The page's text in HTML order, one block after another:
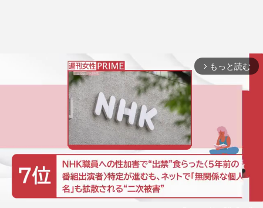
arrow_forward_ios もっと読む